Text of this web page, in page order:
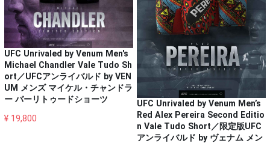
UFC Unrivaled by Venum Men's
Michael Chandler Vale Tudo Sh
ort／UFCアンライバルド by VEN
UM メンズ マイケル・チャンドラ
ー バーリトゥードショーツ
¥ 19,800
UFC Unrivaled by Venum Men’s
Red Alex Pereira Second Editio
n Vale Tudo Short／限定版UFC
アンライバルド by ヴェナム メン